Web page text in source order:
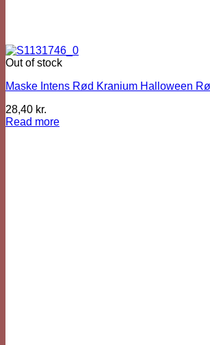
Out of stock
Maske Intens Rød Kranium Halloween
28,40 kr.
Read more